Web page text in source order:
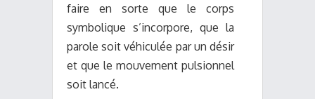
faire en sorte que le corps
symbolique s’incorpore, que la
parole soit véhiculée par un désir
et que le mouvement pulsionnel
soit lancé.